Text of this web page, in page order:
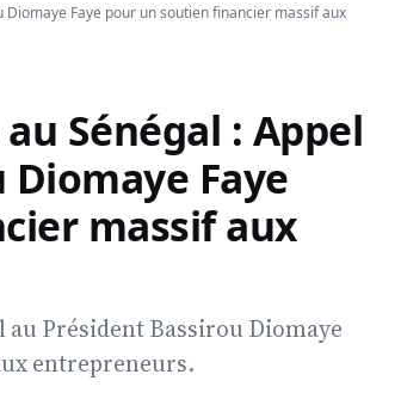
Faye pour un soutien financier massif aux
Sénégal : Appel
Faye
massif aux
au Président Bassirou Diomaye
entrepreneurs.